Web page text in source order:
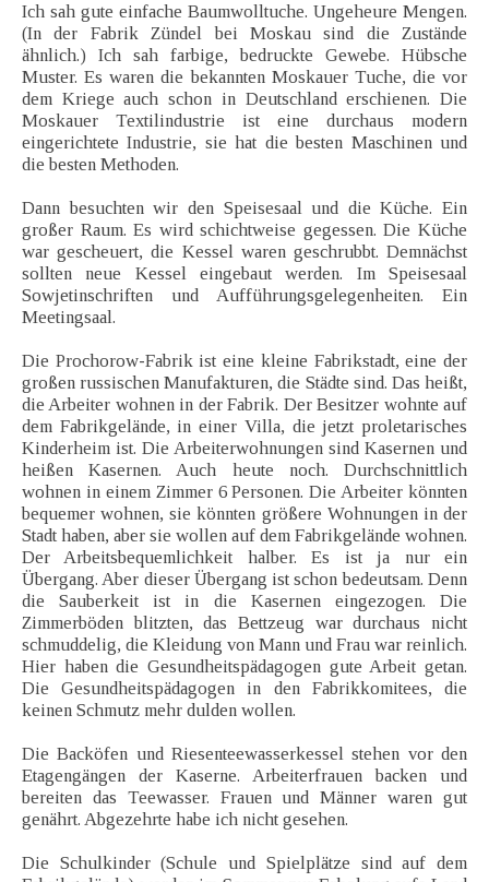
Ich sah gute einfache Baumwolltuche. Ungeheure Mengen.
(In der Fabrik Zündel bei Moskau sind die Zustände
ähnlich.) Ich sah farbige, bedruckte Gewebe. Hübsche
Muster. Es waren die bekannten Moskauer Tuche, die vor
dem Kriege auch schon in Deutschland erschienen. Die
Moskauer Textilindustrie ist eine durchaus modern
eingerichtete Industrie, sie hat die besten Maschinen und
die besten Methoden.
Dann besuchten wir den Speisesaal und die Küche. Ein
großer Raum. Es wird schichtweise gegessen. Die Küche
war gescheuert, die Kessel waren geschrubbt. Demnächst
sollten neue Kessel eingebaut werden. Im Speisesaal
Sowjetinschriften und Aufführungsgelegenheiten. Ein
Meetingsaal.
Die Prochorow-Fabrik ist eine kleine Fabrikstadt, eine der
großen russischen Manufakturen, die Städte sind. Das heißt,
die Arbeiter wohnen in der Fabrik. Der Besitzer wohnte auf
dem Fabrikgelände, in einer Villa, die jetzt proletarisches
Kinderheim ist. Die Arbeiterwohnungen sind Kasernen und
heißen Kasernen. Auch heute noch. Durchschnittlich
wohnen in einem Zimmer 6 Personen. Die Arbeiter könnten
bequemer wohnen, sie könnten größere Wohnungen in der
Stadt haben, aber sie wollen auf dem Fabrikgelände wohnen.
Der Arbeitsbequemlichkeit halber. Es ist ja nur ein
Übergang. Aber dieser Übergang ist schon bedeutsam. Denn
die Sauberkeit ist in die Kasernen eingezogen. Die
Zimmerböden blitzten, das Bettzeug war durchaus nicht
schmuddelig, die Kleidung von Mann und Frau war reinlich.
Hier haben die Gesundheitspädagogen gute Arbeit getan.
Die Gesundheitspädagogen in den Fabrikkomitees, die
keinen Schmutz mehr dulden wollen.
Die Backöfen und Riesenteewasserkessel stehen vor den
Etagengängen der Kaserne. Arbeiterfrauen backen und
bereiten das Teewasser. Frauen und Männer waren gut
genährt. Abgezehrte habe ich nicht gesehen.
Die Schulkinder (Schule und Spielplätze sind auf dem